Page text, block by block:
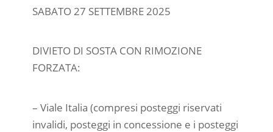
SABATO 27 SETTEMBRE 2025
DIVIETO DI SOSTA CON RIMOZIONE
FORZATA:
– Viale Italia (compresi posteggi riservati
invalidi, posteggi in concessione e i posteggi